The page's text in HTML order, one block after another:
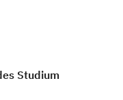
Studium